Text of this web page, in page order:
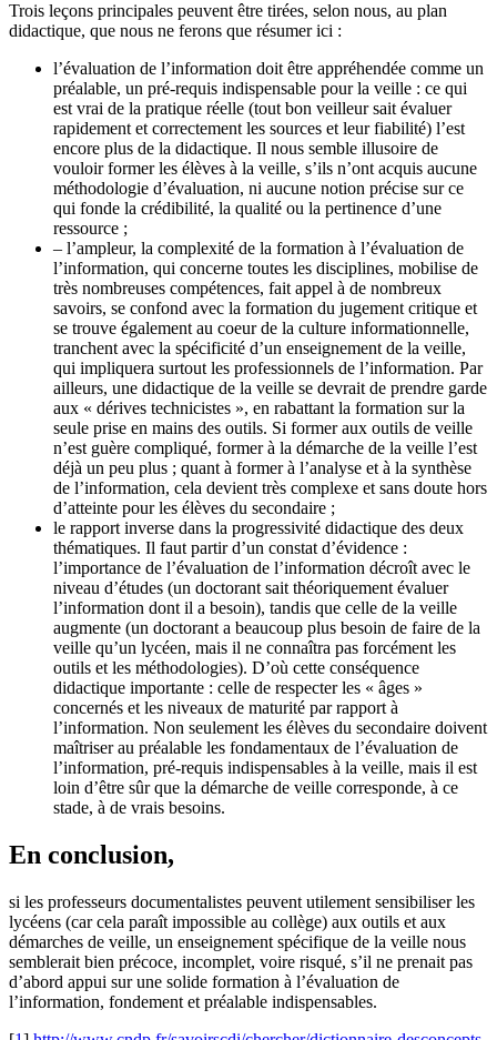
Trois leçons principales peuvent être tirées, selon nous, au plan
didactique, que nous ne ferons que résumer ici :
l’évaluation de l’information doit être appréhendée comme un
préalable, un pré-requis indispensable pour la veille : ce qui
est vrai de la pratique réelle (tout bon veilleur sait évaluer
rapidement et correctement les sources et leur fiabilité) l’est
encore plus de la didactique. Il nous semble illusoire de
vouloir former les élèves à la veille, s’ils n’ont acquis aucune
méthodologie d’évaluation, ni aucune notion précise sur ce
qui fonde la crédibilité, la qualité ou la pertinence d’une
ressource ;
– l’ampleur, la complexité de la formation à l’évaluation de
l’information, qui concerne toutes les disciplines, mobilise de
très nombreuses compétences, fait appel à de nombreux
savoirs, se confond avec la formation du jugement critique et
se trouve également au coeur de la culture informationnelle,
tranchent avec la spécificité d’un enseignement de la veille,
qui impliquera surtout les professionnels de l’information. Par
ailleurs, une didactique de la veille se devrait de prendre garde
aux « dérives technicistes », en rabattant la formation sur la
seule prise en mains des outils. Si former aux outils de veille
n’est guère compliqué, former à la démarche de la veille l’est
déjà un peu plus ; quant à former à l’analyse et à la synthèse
de l’information, cela devient très complexe et sans doute hors
d’atteinte pour les élèves du secondaire ;
le rapport inverse dans la progressivité didactique des deux
thématiques. Il faut partir d’un constat d’évidence :
l’importance de l’évaluation de l’information décroît avec le
niveau d’études (un doctorant sait théoriquement évaluer
l’information dont il a besoin), tandis que celle de la veille
augmente (un doctorant a beaucoup plus besoin de faire de la
veille qu’un lycéen, mais il ne connaîtra pas forcément les
outils et les méthodologies). D’où cette conséquence
didactique importante : celle de respecter les « âges »
concernés et les niveaux de maturité par rapport à
l’information. Non seulement les élèves du secondaire doivent
maîtriser au préalable les fondamentaux de l’évaluation de
l’information, pré-requis indispensables à la veille, mais il est
loin d’être sûr que la démarche de veille corresponde, à ce
stade, à de vrais besoins.
En conclusion,
si les professeurs documentalistes peuvent utilement sensibiliser les
lycéens (car cela paraît impossible au collège) aux outils et aux
démarches de veille, un enseignement spécifique de la veille nous
semblerait bien précoce, incomplet, voire risqué, s’il ne prenait pas
d’abord appui sur une solide formation à l’évaluation de
l’information, fondement et préalable indispensables.